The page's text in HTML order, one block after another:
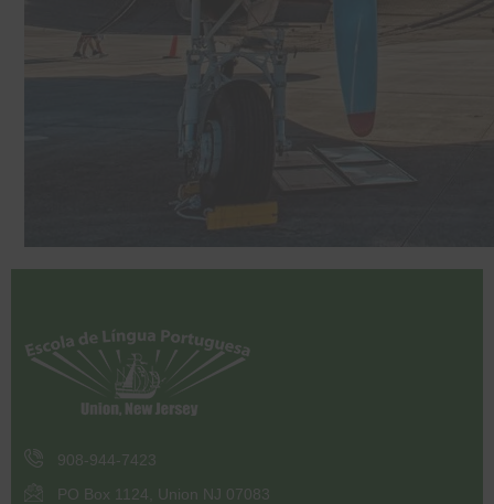
908-944-7423
PO Box 1124, Union NJ 07083